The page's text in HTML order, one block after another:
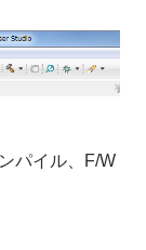
パイル、F/W